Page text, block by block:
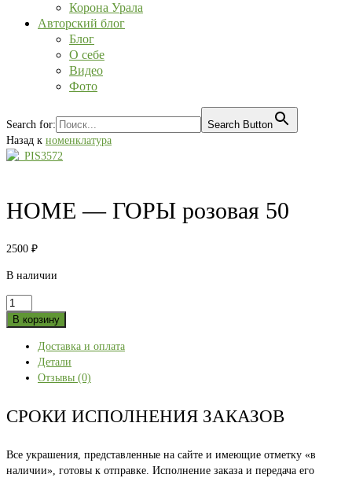
Корона Урала
Авторский блог
Блог
О себе
Видео
Фото
Search for:
Search Button
Назад к номенклатура
HOME — ГОРЫ розовая 50
2500 ₽
В наличии
Количество
товара
ГОРЫ
розовая
В корзину
Доставка и оплата
Детали
Отзывы (0)
СРОКИ ИСПОЛНЕНИЯ ЗАКАЗОВ
Все украшения, представленные на сайте и имеющие отметку «в
наличии», готовы к отправке. Исполнение заказа и передача его